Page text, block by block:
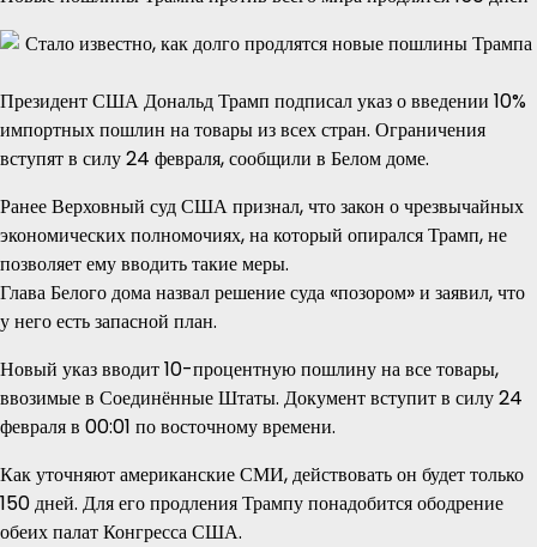
Президент США Дональд Трамп подписал указ о введении 10%
импортных пошлин на товары из всех стран. Ограничения
вступят в силу 24 февраля, сообщили в Белом доме.
Ранее Верховный суд США признал, что закон о чрезвычайных
экономических полномочиях, на который опирался Трамп, не
позволяет ему вводить такие меры.
Глава Белого дома назвал решение суда «позором» и заявил, что
у него есть запасной план.
Новый указ вводит 10-процентную пошлину на все товары,
ввозимые в Соединённые Штаты. Документ вступит в силу 24
февраля в 00:01 по восточному времени.
Как уточняют американские СМИ, действовать он будет только
150 дней. Для его продления Трампу понадобится ободрение
обеих палат Конгресса США.